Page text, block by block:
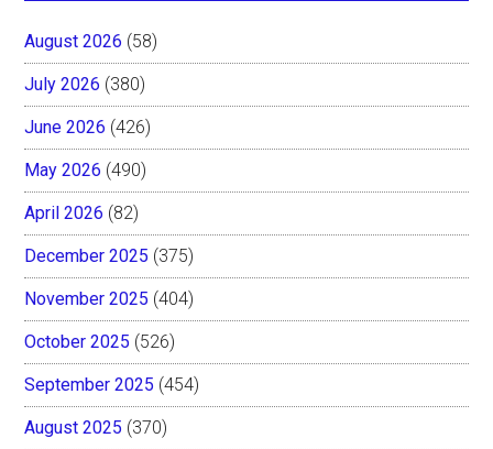
August 2026 (58)
July 2026 (380)
June 2026 (426)
May 2026 (490)
April 2026 (82)
December 2025 (375)
November 2025 (404)
October 2025 (526)
September 2025 (454)
August 2025 (370)